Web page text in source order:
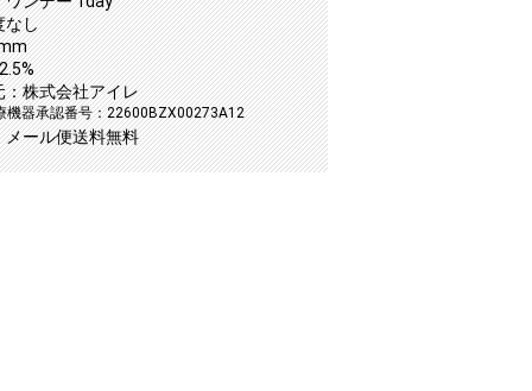
なし
：株式会社アイレ
機器承認番号：22600BZX00273A12
メール便送料無料